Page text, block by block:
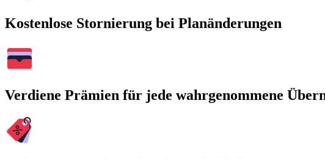
Kostenlose Stornierung bei Planänderungen
Verdiene Prämien für jede wahrgenommene